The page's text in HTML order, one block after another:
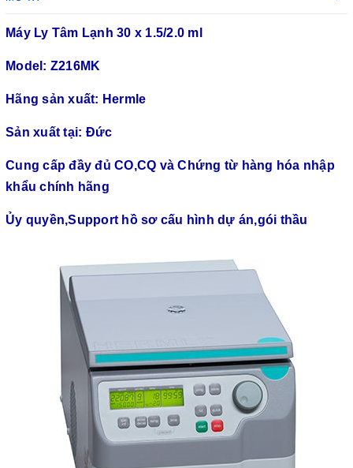
Máy Ly Tâm Lạnh 30 x 1.5/2.0 ml
Model: Z216MK
Hãng sản xuất: Hermle
Sản xuất tại: Đức
Cung cấp đầy đủ CO,CQ và Chứng từ hàng hóa nhập
khẩu chính hãng
Ủy quyền,Support hồ sơ cấu hình dự án,gói thầu